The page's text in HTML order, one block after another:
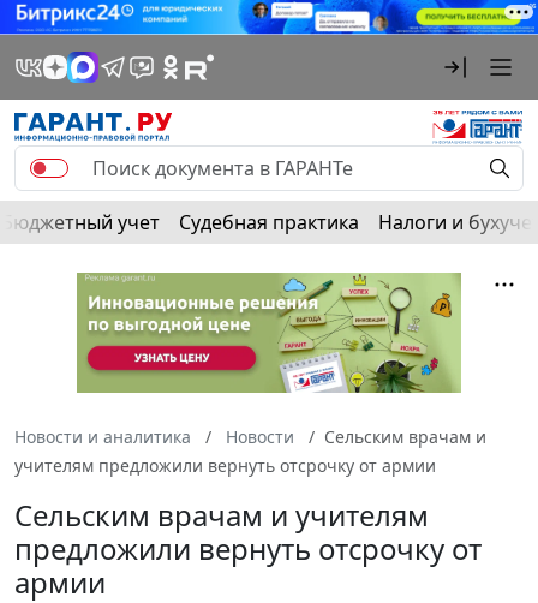
Бюджетный учет Судебная практика Налоги и
Новости и аналитика Новости
Сельским врачам и
учителям предложили вернуть отсрочку от армии
Сельским врачам и учителям
предложили вернуть отсрочку от
армии